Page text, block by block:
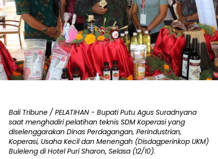
Bali Tribune / PELATIHAN - Bupati Putu Agus Suradnyana
saat menghadiri pelatihan teknis SDM Koperasi yang
diselenggarakan Dinas Perdagangan, Perindustrian,
Koperasi, Usaha Kecil dan Menengah (Disdagperinkop UKM)
Buleleng di Hotel Puri Sharon, Selasa (12/10).